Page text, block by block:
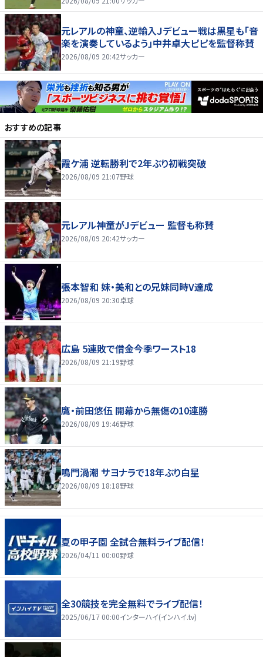
元レアルの神童、逆輸入Ｊデビュー戦は黒星も「音
楽を演奏しているよう」中井卓大ピピを監督称賛
2026/08/09 20:42サッカー
おすすめの記事
霞ケ浦 逆転勝利で2年ぶり初戦突破
2026/08/09 21:07野球
元レアル神童がJデビュー 監督も称賛
2026/08/09 20:42サッカー
張本智和 妹・美和との兄妹同時V達成
2026/08/09 20:30卓球
広島 5連敗で借金今季ワースト18
2026/08/09 21:19野球
鷹・前田悠伍 開幕から無傷の10連勝
2026/08/09 19:46野球
鳴門渦潮 サヨナラで18年ぶり白星
2026/08/09 18:18野球
夏の甲子園 全試合無料ライブ配信！
2026/04/11 00:00野球
全30競技を完全無料でライブ配信！
2025/06/17 00:00インターハイ(インハイ.tv)